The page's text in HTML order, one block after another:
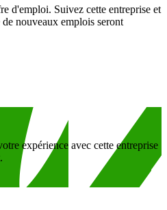
d'emploi. Suivez cette entreprise et
nouveaux emplois seront
expérience avec cette entreprise